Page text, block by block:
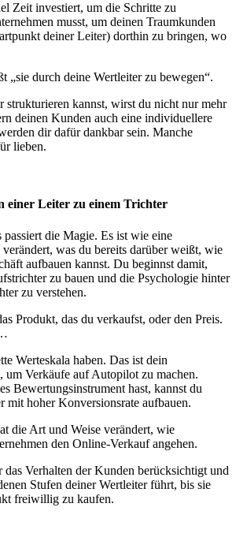
Zeit investiert, um die Schritte zu
musst, um deinen Traumkunden
deiner Leiter) dorthin zu bringen, wo
„sie durch deine Wertleiter zu bewegen“.
strukturieren kannst, wirst du nicht nur mehr
deinen Kunden auch eine individuellere
dir dafür dankbar sein. Manche
lieben.
einer Leiter zu einem Trichter
die Magie. Es ist wie eine
was du bereits darüber weißt, wie
aufbauen kannst. Du beginnst damit,
zu bauen und die Psychologie hinter
zu verstehen.
Produkt, das du verkaufst, oder den Preis.
Werteskala haben. Das ist dein
um Verkäufe auf Autopilot zu machen.
Bewertungsinstrument hast, kannst du
mit hoher Konversionsrate aufbauen.
die Art und Weise verändert, wie
den Online-Verkauf angehen.
Verhalten der Kunden berücksichtigt und
Stufen deiner Wertleiter führt, bis sie
freiwillig zu kaufen.